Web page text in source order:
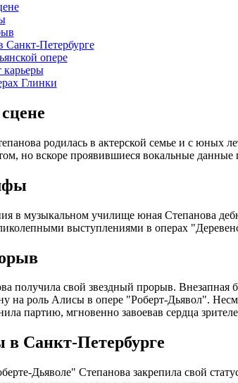
Санкт-Петербурге
опере
карьеры
Глинки
родилась в актерской семье и с юных
но вскоре проявившиеся вокальные данные
в музыкальном училище юная Степанова
выступлениями в операх
получила свой звездный прорыв. Внезапная
на роль Алисы в опере "Роберт-Дьявол".
партию, мгновенно завоевав сердца
в Санкт-Петербурге
Дьяволе" Степанова закрепила свой